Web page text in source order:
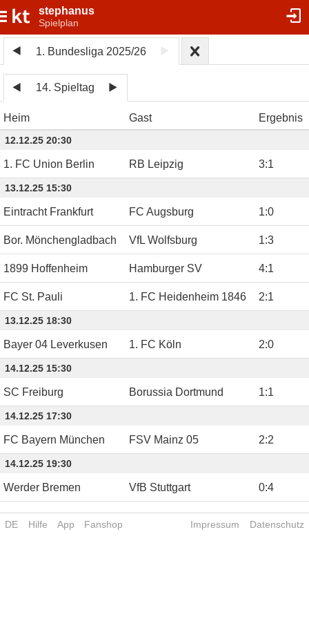
stephanus
Spielplan
1. Bundesliga 2025/26
14. Spieltag
Heim Gast Ergebnis
12.12.25 20:30
1. FC Union Berlin RB Leipzig 3:1
13.12.25 15:30
Eintracht Frankfurt FC Augsburg 1:0
Bor. Mönchengladbach VfL Wolfsburg 1:3
1899 Hoffenheim Hamburger SV 4:1
FC St. Pauli 1. FC Heidenheim 1846 2:1
13.12.25 18:30
Bayer 04 Leverkusen 1. FC Köln 2:0
14.12.25 15:30
SC Freiburg Borussia Dortmund 1:1
14.12.25 17:30
FC Bayern München FSV Mainz 05 2:2
14.12.25 19:30
Werder Bremen VfB Stuttgart 0:4
DE Hilfe App Fanshop Impressum Datenschutz